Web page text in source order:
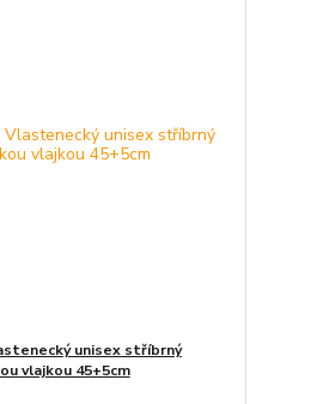
unisex stříbrný
vlajkou 45+5cm